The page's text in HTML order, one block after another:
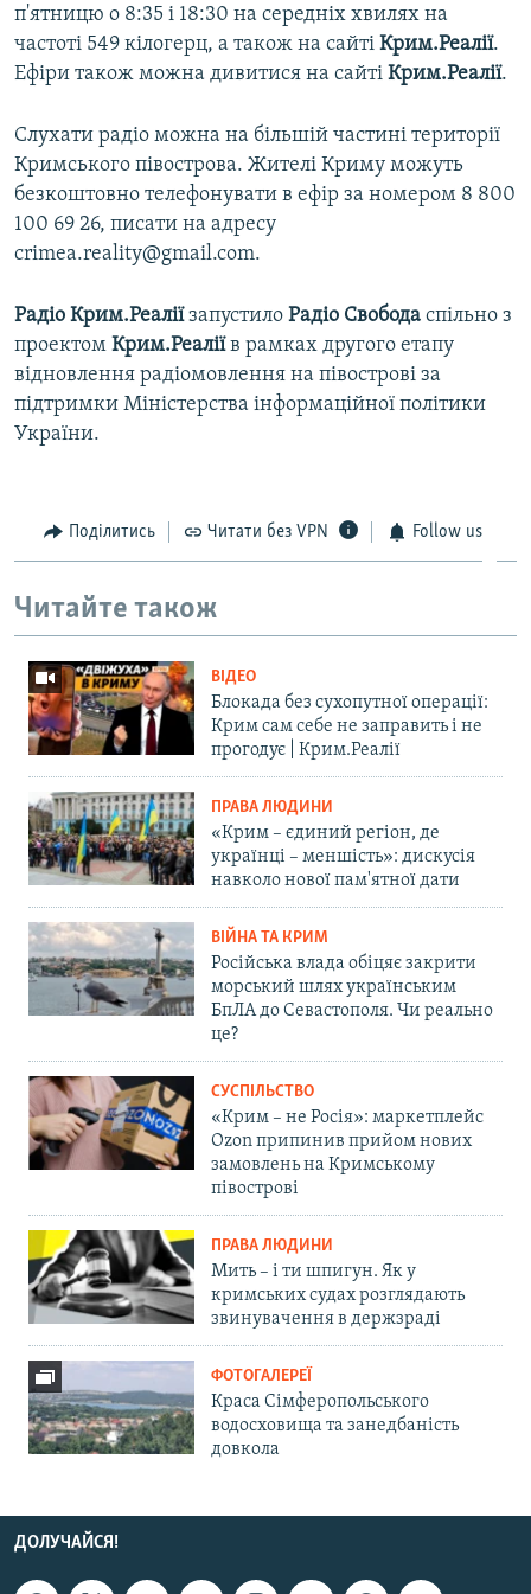
п'ятницю о 8:35 і 18:30 на середніх хвилях на
частоті 549 кілогерц, а також на сайті Крим.Реалії.
Ефіри також можна дивитися на сайті Крим.Реалії.
Слухати радіо можна на більшій частині території
Кримського півострова. Жителі Криму можуть
безкоштовно телефонувати в ефір за номером 8 800
100 69 26, писати на адресу
crimea.reality@gmail.com.
Радіо Крим.Реаліїзапустило Радіо Свобода спільно з
проектом Крим.Реаліїв рамках другого етапу
відновлення радіомовлення на півострові за
підтримки Міністерства інформаційної політики
України.
Поділитись Читати без VPN Follow us
Читайте також
ВІДЕО
Блокада без сухопутної операції:
Крим сам себе не заправить і не
прогодує | Крим.Реалії
ПРАВА ЛЮДИНИ
«Крим – єдиний регіон, де
українці – меншість»: дискусія
навколо нової пам'ятної дати
ВІЙНА ТА КРИМ
Російська влада обіцяє закрити
морський шлях українським
БпЛА до Севастополя. Чи реально
це?
СУСПІЛЬСТВО
«Крим – не Росія»: маркетплейс
Ozon припинив прийом нових
замовлень на Кримському
півострові
ПРАВА ЛЮДИНИ
Мить – і ти шпигун. Як у
кримських судах розглядають
звинувачення в держзраді
ФОТОГАЛЕРЕЇ
Краса Сімферопольського
водосховища та занедбаність
довкола
ДОЛУЧАЙСЯ!